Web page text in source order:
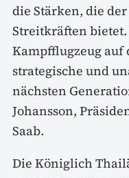
die Stärken, die
Streitkräften
Kampfflugzeug auf
strategische und
nächsten
Johansson,
Saab.
Die Königlich